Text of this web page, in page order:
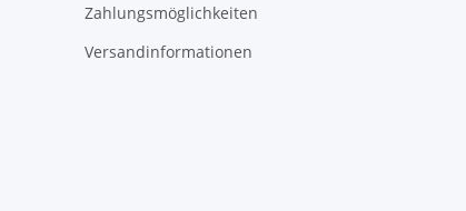
Zahlungsmöglichkeiten
Versandinformationen